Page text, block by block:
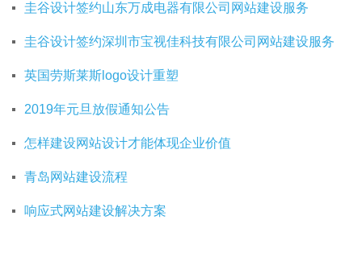
圭谷设计签约山东万成电器有限公司网站建设服务
圭谷设计签约深圳市宝视佳科技有限公司网站建设服务
英国劳斯莱斯logo设计重塑
2019年元旦放假通知公告
怎样建设网站设计才能体现企业价值
青岛网站建设流程
响应式网站建设解决方案